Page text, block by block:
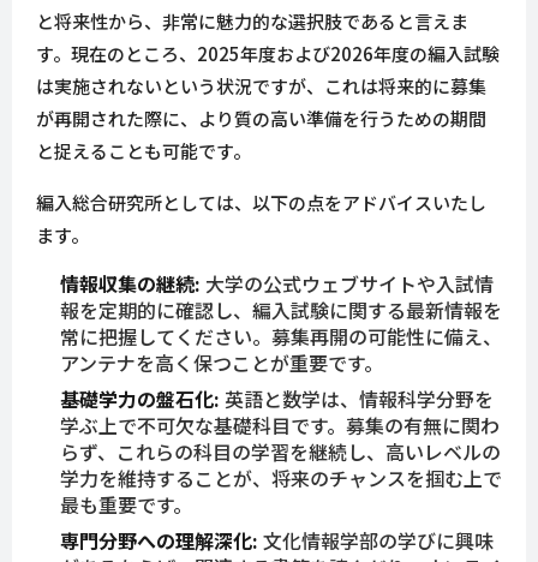
と将来性から、非常に魅力的な選択肢であると言えま
す。現在のところ、2025年度および2026年度の編入試験
は実施されないという状況ですが、これは将来的に募集
が再開された際に、より質の高い準備を行うための期間
と捉えることも可能です。
編入総合研究所としては、以下の点をアドバイスいたし
ます。
情報収集の継続: 大学の公式ウェブサイトや入試情
報を定期的に確認し、編入試験に関する最新情報を
常に把握してください。募集再開の可能性に備え、
アンテナを高く保つことが重要です。
基礎学力の盤石化: 英語と数学は、情報科学分野を
学ぶ上で不可欠な基礎科目です。募集の有無に関わ
らず、これらの科目の学習を継続し、高いレベルの
学力を維持することが、将来のチャンスを掴む上で
最も重要です。
専門分野への理解深化: 文化情報学部の学びに興味